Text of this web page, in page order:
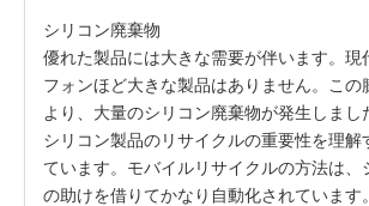
シリコン廃棄物
優れた製品には大きな需要が伴います。現
フォンほど大きな製品はありません。この
より、大量のシリコン廃棄物が発生しまし
シリコン製品のリサイクルの重要性を理解
ています。モバイルリサイクルの方法は、
の助けを借りてかなり自動化されています。